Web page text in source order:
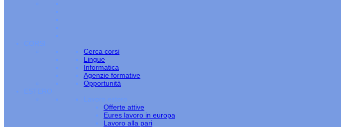
CORSI
Cerca corsi
Lingue
Informatica
Agenzie formative
Opportunità
ESTERO
Lavoro estero
Offerte attive
Eures lavoro in europa
Lavoro alla pari